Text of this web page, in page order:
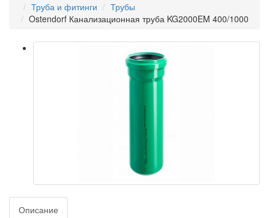
Труба и фитинги
Трубы
Ostendorf Канализационная труба KG2000EM 400/1000
Описание